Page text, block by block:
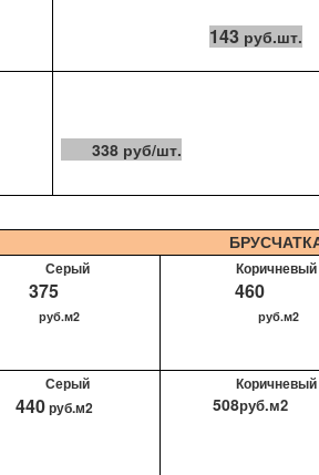
143 руб.шт.
338руб/шт.
Серый
375
руб.м2
Коричневый
460
руб.м2
Серый
440руб.м2
Коричневый
508руб.м2